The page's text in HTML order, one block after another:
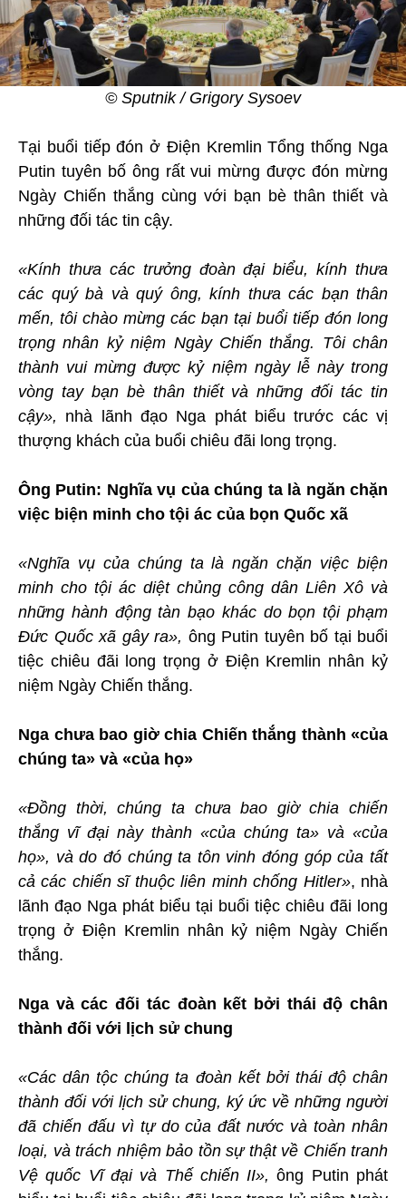
© Sputnik / Grigory Sysoev
Tại buổi tiếp đón ở Điện Kremlin Tổng thống Nga
Putin tuyên bố ông rất vui mừng được đón mừng
Ngày Chiến thắng cùng với bạn bè thân thiết và
những đối tác tin cậy.
«Kính thưa các trưởng đoàn đại biểu, kính thưa
các quý bà và quý ông, kính thưa các bạn thân
mến, tôi chào mừng các bạn tại buổi tiếp đón long
trọng nhân kỷ niệm Ngày Chiến thắng. Tôi chân
thành vui mừng được kỷ niệm ngày lễ này trong
vòng tay bạn bè thân thiết và những đối tác tin
cậy», nhà lãnh đạo Nga phát biểu trước các vị
thượng khách của buổi chiêu đãi long trọng.
Ông Putin: Nghĩa vụ của chúng ta là ngăn chặn
việc biện minh cho tội ác của bọn Quốc xã
«Nghĩa vụ của chúng ta là ngăn chặn việc biện
minh cho tội ác diệt chủng công dân Liên Xô và
những hành động tàn bạo khác do bọn tội phạm
Đức Quốc xã gây ra», ông Putin tuyên bố tại buổi
tiệc chiêu đãi long trọng ở Điện Kremlin nhân kỷ
niệm Ngày Chiến thắng.
Nga chưa bao giờ chia Chiến thắng thành «của
chúng ta» và «của họ»
«Đồng thời, chúng ta chưa bao giờ chia chiến
thắng vĩ đại này thành «của chúng ta» và «của
họ», và do đó chúng ta tôn vinh đóng góp của tất
cả các chiến sĩ thuộc liên minh chống Hitler», nhà
lãnh đạo Nga phát biểu tại buổi tiệc chiêu đãi long
trọng ở Điện Kremlin nhân kỷ niệm Ngày Chiến
thắng.
Nga và các đối tác đoàn kết bởi thái độ chân
thành đối với lịch sử chung
«Các dân tộc chúng ta đoàn kết bởi thái độ chân
thành đối với lịch sử chung, ký ức về những người
đã chiến đấu vì tự do của đất nước và toàn nhân
loại, và trách nhiệm bảo tồn sự thật về Chiến tranh
Vệ quốc Vĩ đại và Thế chiến II», ông Putin phát